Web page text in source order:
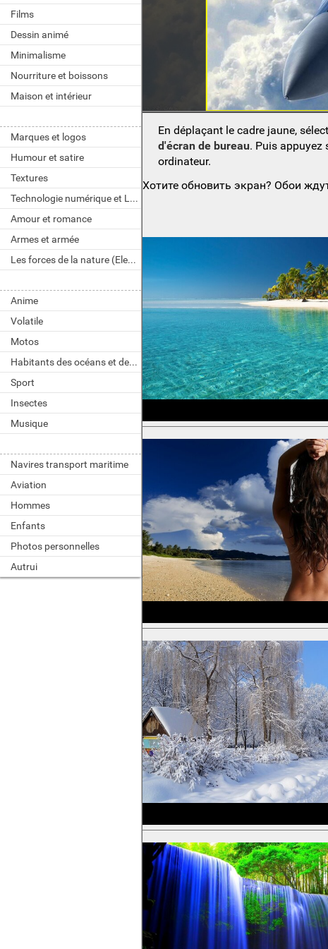
Films
Dessin animé
Minimalisme
Nourriture et boissons
Maison et intérieur
Marques et logos
Humour et satire
Textures
Technologie numérique et LOGICIELS
Amour et romance
Armes et armée
Les forces de la nature (Element)
Anime
Volatile
Motos
Habitants des océans et des rivières
Sport
Insectes
Musique
Navires transport maritime
Aviation
Hommes
Enfants
Photos personnelles
Autrui
En déplaçant le cadre jaune,
d'écran de bureau. Puis appuyez
ordinateur.
Хотите обновить экран? Обои